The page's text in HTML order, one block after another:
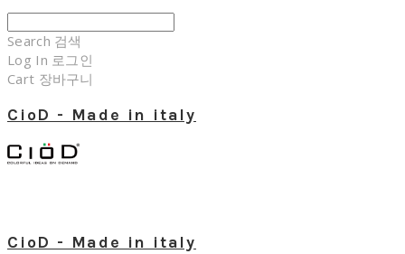
Search 검색
Log In 로그인
Cart 장바구니
CioD - Made in italy
CioD - Made in italy